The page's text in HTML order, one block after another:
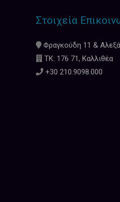
Στοιχεία
Φραγκούδη 11 &
ΤΚ: 176 71, Καλλιθέα
+30 210.9098.000